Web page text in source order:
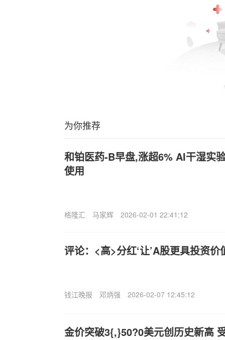
为你推荐
和铂医药-B早盘,涨超6% AI干湿实
使用
格隆汇 马家辉 2026-02-01 22:41:12
评论：<高>分红‘让’A股更具投资价
钱江晚报 邓炳强 2026-02-07 12:45:12
金价突破3{,}50?0美元创历史新高